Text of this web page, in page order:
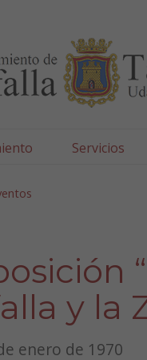
Servicios
y la
enero de 1970